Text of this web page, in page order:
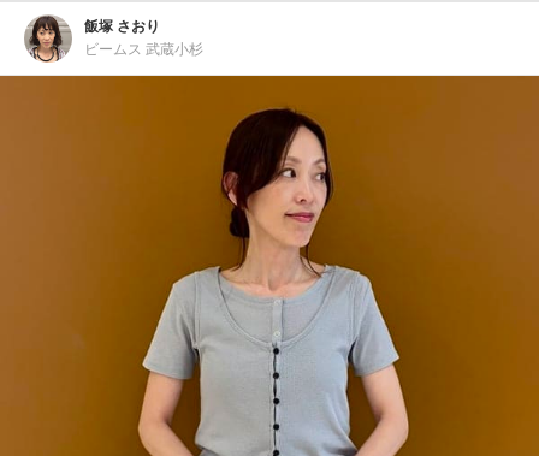
飯塚 さおり
ビームス 武蔵小杉